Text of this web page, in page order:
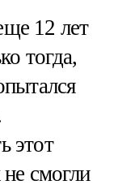
12 лет
тогда,
этот
смогли